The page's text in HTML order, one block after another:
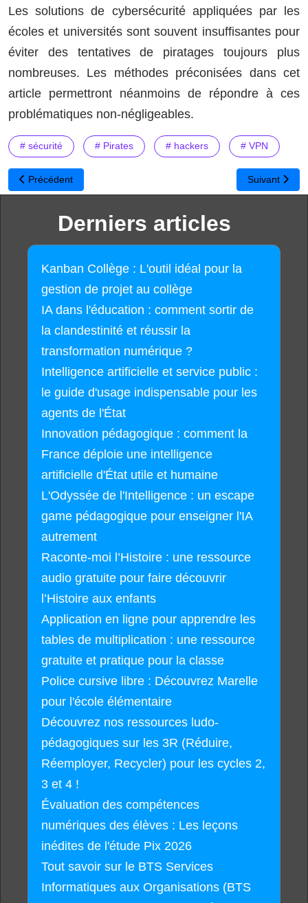
Les solutions de cybersécurité appliquées par les
écoles et universités sont souvent insuffisantes pour
éviter des tentatives de piratages toujours plus
nombreuses. Les méthodes préconisées dans cet
article permettront néanmoins de répondre à ces
problématiques non-négligeables.
# sécurité # Pirates # hackers # VPN
Article précédent : Enseigner aux lycéens à distance ?
Précédent Article
Suivant
Derniers articles
Kanban Collège : L'outil idéal pour la
gestion de projet au collège
IA dans l'éducation : comment sortir de
la clandestinité et réussir la
transformation numérique ?
Intelligence artificielle et service public :
le guide d'usage indispensable pour les
agents de l'État
Innovation pédagogique : comment la
France déploie une intelligence
artificielle d'État utile et humaine
L'Odyssée de l'Intelligence : un escape
game pédagogique pour enseigner l'IA
autrement
Raconte-moi l’Histoire : une ressource
audio gratuite pour faire découvrir
l’Histoire aux enfants
Application en ligne pour apprendre les
tables de multiplication : une ressource
gratuite et pratique pour la classe
Police cursive libre : Découvrez Marelle
pour l'école élémentaire
Découvrez nos ressources ludo-
pédagogiques sur les 3R (Réduire,
Réemployer, Recycler) pour les cycles 2,
3 et 4 !
Évaluation des compétences
numériques des élèves : Les leçons
inédites de l'étude Pix 2026
Tout savoir sur le BTS Services
Informatiques aux Organisations (BTS